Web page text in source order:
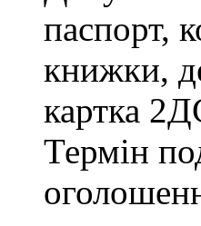
паспорт,
книжки,
картка
Термін